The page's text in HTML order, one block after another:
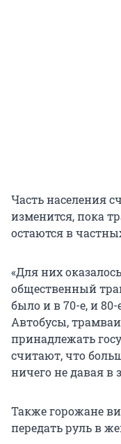
Часть населения
изменится, пока
остаются в
«Для них
общественный
было и в 70-е, и
Автобусы,
принадлежать
считают, что
ничего не давая в
Также горожане
передать руль в